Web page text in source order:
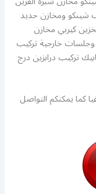
شينكو ومخازن حديد
كيربي مخازن
خارجية تركيب
تركيب درابزين درج
كما يمكنكم التواصل